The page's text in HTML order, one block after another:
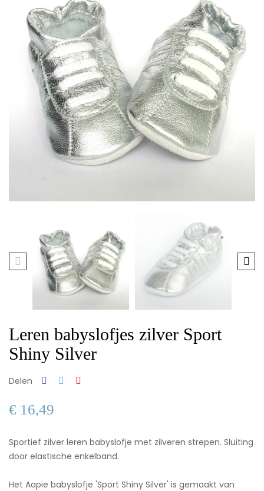
Leren babyslofjes zilver Sport
Shiny Silver
Delen
€ 16,49
Sportief zilver leren babyslofje met zilveren strepen. Sluiting
door elastische enkelband.
Het Aapie babyslofje 'Sport Shiny Silver' is gemaakt van